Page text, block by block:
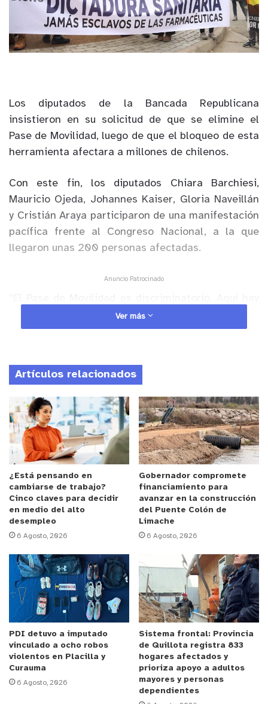
Los diputados de la Bancada Republicana
insistieron en su solicitud de que se elimine el
Pase de Movilidad, luego de que el bloqueo de esta
herramienta afectara a millones de chilenos.
Con este fin, los diputados Chiara Barchiesi,
Mauricio Ojeda, Johannes Kaiser, Gloria Naveillán
y Cristián Araya participaron de una manifestación
pacífica frente al Congreso Nacional, a la que
llegaron unas 200 personas afectadas.
Anuncio Patrocinado
muchas personas que han venido a manifestarse y
a decir fuerte y claro, chao pase. Porque hay
trabajar”, sostuvo la diputada Chiara Barchiesi,
representante del Distrito 6º.
En esta línea, la subjefa de bancada añadió que “ya
presentamos el proyecto de resolución. Esperamos
que se vote próximamente y efectivamente desde
la Cámara de Diputados podamos darle un
mensaje al Gobierno y decirle, que no tenemos que
seguir con el Pase de Movilidad, ya no estamos en
estado de emergencia y efectivamente lo que
están haciendo es decir que la vacuna es opcional
pero en realidad están obligando indirectamente a
que los chilenos se pongan una cuarta dosis, que
en ninguno otro lado se ha visto”.
Al respecto, también habló el parlamentario
Johannes Kaiser, quien sostuvo que: “Hemos dicho
en reiteradas ocasiones que la vacuna debe ser
realmente voluntaria. En el resto del mundo no hay
tercera, cuarta, ni quinta dosis, por eso estamos
peleando, para que los chilenos no sean menos, ni
tengan menos derechos que los ciudadanos de
Ver más
Artículos relacionados
¿Está pensando en
cambiarse de trabajo?
Cinco claves para decidir
en medio del alto
desempleo
6 Agosto, 2026
Gobernador compromete
financiamiento para
avanzar en la construcción
del Puente Colón de
Limache
6 Agosto, 2026
PDI detuvo a imputado
vinculado a ocho robos
violentos en Placilla y
Curauma
6 Agosto, 2026
Sistema frontal: Provincia
de Quillota registra 833
hogares afectados y
prioriza apoyo a adultos
mayores y personas
dependientes